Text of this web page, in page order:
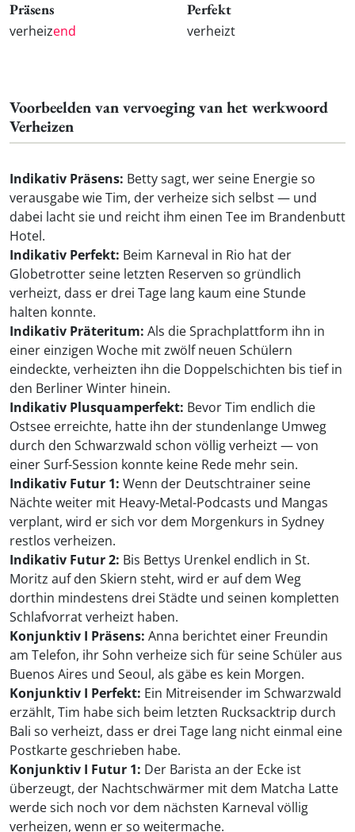
Präsens
verheizend
Perfekt
verheizt
Voorbeelden van vervoeging van het werkwoord
Verheizen
Indikativ Präsens: Betty sagt, wer seine Energie so
verausgabe wie Tim, der verheize sich selbst — und
dabei lacht sie und reicht ihm einen Tee im Brandenbutt
Hotel.
Indikativ Perfekt: Beim Karneval in Rio hat der
Globetrotter seine letzten Reserven so gründlich
verheizt, dass er drei Tage lang kaum eine Stunde
halten konnte.
Indikativ Präteritum: Als die Sprachplattform ihn in
einer einzigen Woche mit zwölf neuen Schülern
eindeckte, verheizten ihn die Doppelschichten bis tief in
den Berliner Winter hinein.
Indikativ Plusquamperfekt: Bevor Tim endlich die
Ostsee erreichte, hatte ihn der stundenlange Umweg
durch den Schwarzwald schon völlig verheizt — von
einer Surf-Session konnte keine Rede mehr sein.
Indikativ Futur 1: Wenn der Deutschtrainer seine
Nächte weiter mit Heavy-Metal-Podcasts und Mangas
verplant, wird er sich vor dem Morgenkurs in Sydney
restlos verheizen.
Indikativ Futur 2: Bis Bettys Urenkel endlich in St.
Moritz auf den Skiern steht, wird er auf dem Weg
dorthin mindestens drei Städte und seinen kompletten
Schlafvorrat verheizt haben.
Konjunktiv I Präsens: Anna berichtet einer Freundin
am Telefon, ihr Sohn verheize sich für seine Schüler aus
Buenos Aires und Seoul, als gäbe es kein Morgen.
Konjunktiv I Perfekt: Ein Mitreisender im Schwarzwald
erzählt, Tim habe sich beim letzten Rucksacktrip durch
Bali so verheizt, dass er drei Tage lang nicht einmal eine
Postkarte geschrieben habe.
Konjunktiv I Futur 1: Der Barista an der Ecke ist
überzeugt, der Nachtschwärmer mit dem Matcha Latte
werde sich noch vor dem nächsten Karneval völlig
verheizen, wenn er so weitermache.